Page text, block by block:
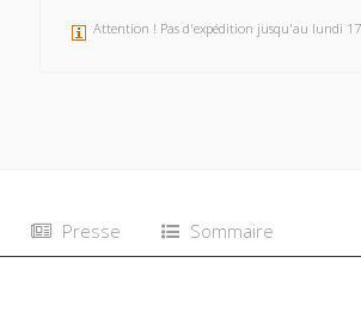
Attention ! Pas d'expédition jusqu'au lundi
Presse Sommaire